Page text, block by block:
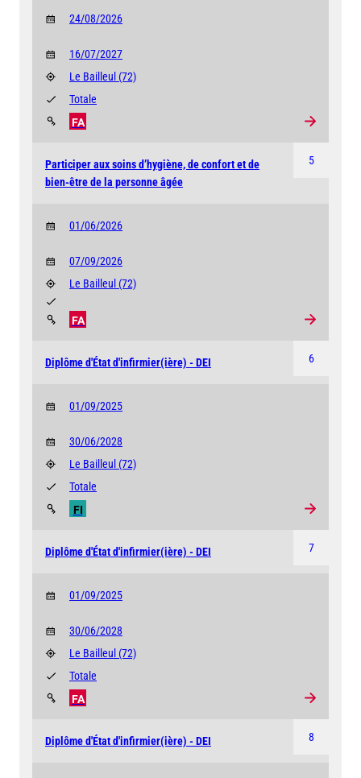
24/08/2026
16/07/2027
Le Bailleul (72)
FA
Totale
5
Participer aux soins d’hygiène, de confort et de
bien-être de la personne âgée
01/06/2026
07/09/2026
Le Bailleul (72)
FA
6
Diplôme d'État d'infirmier(ière) - DEI
01/09/2025
30/06/2028
Le Bailleul (72)
FI
Totale
7
Diplôme d'État d'infirmier(ière) - DEI
01/09/2025
30/06/2028
Le Bailleul (72)
FA
Totale
8
Diplôme d'État d'infirmier(ière) - DEI